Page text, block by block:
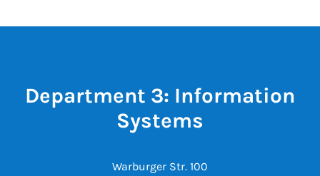
Department 3: Information
Systems
Warburger Str. 100